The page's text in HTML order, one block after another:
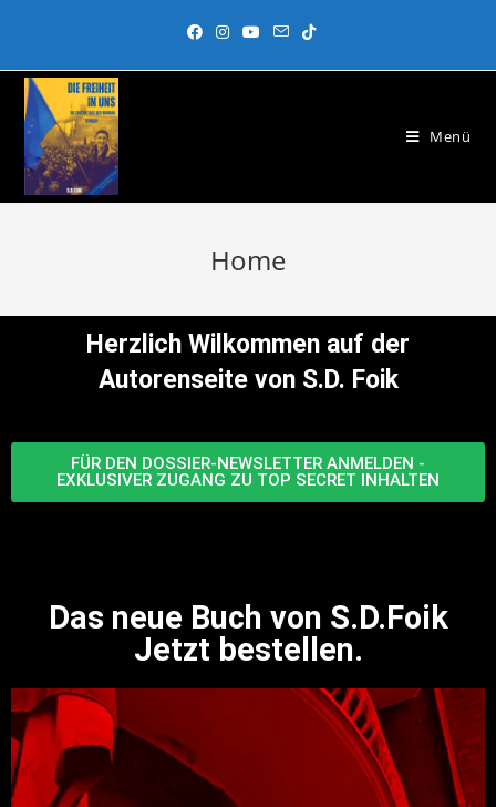
Menü
Home
Herzlich Wilkommen auf der
Autorenseite von S.D. Foik
FÜR DEN DOSSIER-NEWSLETTER ANMELDEN -
EXKLUSIVER ZUGANG ZU TOP SECRET INHALTEN
Das neue Buch von S.D.Foik
Jetzt bestellen.